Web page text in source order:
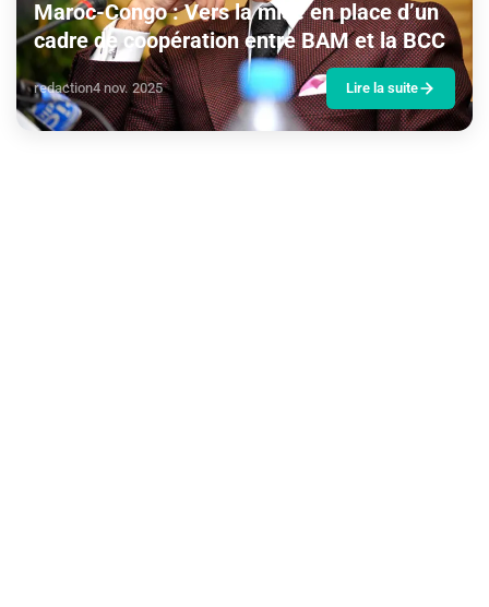
Maroc-Congo : Vers la mise en place d’un
cadre de coopération entre BAM et la BCC
redaction4 nov. 2025 Lire la suite